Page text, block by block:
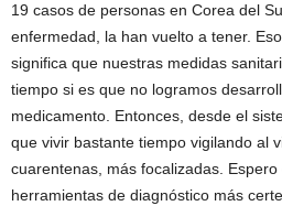
19 casos de personas en Corea del
enfermedad, la han vuelto a tener.
significa que nuestras medidas
tiempo si es que no logramos
medicamento. Entonces, desde el
que vivir bastante tiempo vigilando al
cuarentenas, más focalizadas.
herramientas de diagnóstico más